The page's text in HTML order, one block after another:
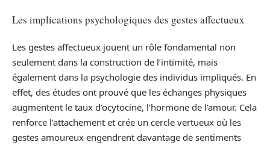
Les implications psychologiques des gestes affectueux
Les gestes affectueux jouent un rôle fondamental non
seulement dans la construction de l’intimité, mais
également dans la psychologie des individus impliqués. En
effet, des études ont prouvé que les échanges physiques
augmentent le taux d’ocytocine, l’hormone de l’amour. Cela
renforce l’attachement et crée un cercle vertueux où les
gestes amoureux engendrent davantage de sentiments